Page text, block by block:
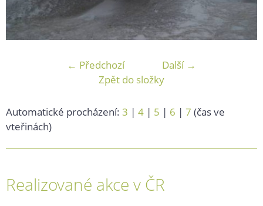
← Předchozí
Další →
Zpět do složky
Automatické procházení: 3 | 4 | 5 | 6 | 7 (čas ve
vteřinách)
Realizované akce v ČR